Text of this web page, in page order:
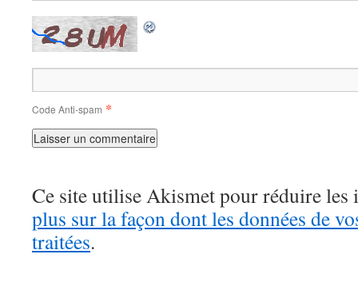
Code Anti-spam *
Ce site utilise Akismet pour réduire les
plus sur la façon dont les données de
traitées.